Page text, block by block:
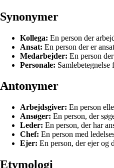
Synonymer
Kollega: En person der
Ansat: En person der er
Medarbejder: En person
Personale:
Antonymer
Arbejdsgiver: En person
Ansøger: En person, der
Leder: En person, der har
Chef: En person med
Ejer: En person, der ejer og
Etymologi